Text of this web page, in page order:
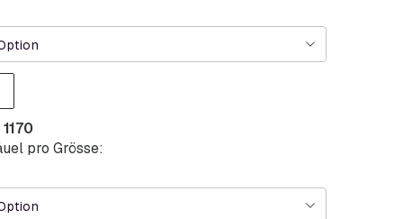
pro Grösse: